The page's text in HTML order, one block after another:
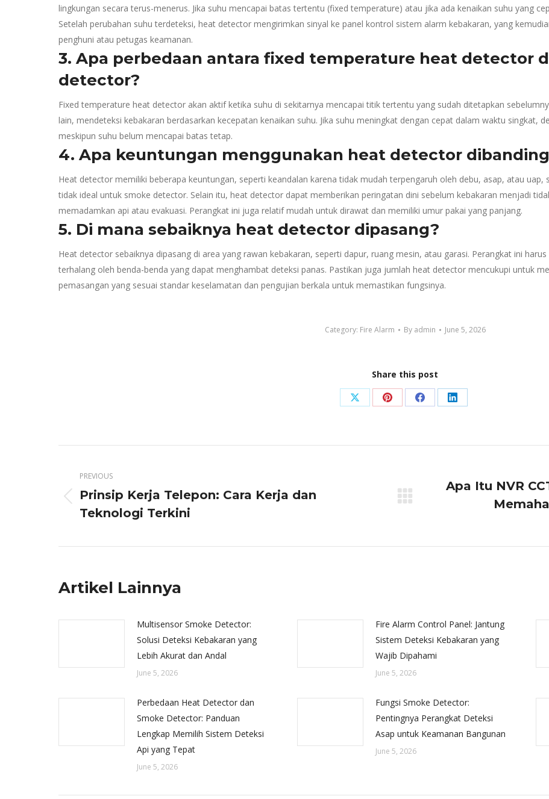
lingkungan secara terus-menerus. Jika suhu mencapai batas tertentu (fixed temperature) atau jika ada kenaikan suhu yang
Setelah perubahan suhu terdeteksi, heat detector mengirimkan sinyal ke panel kontrol sistem alarm kebakaran, yang
penghuni atau petugas keamanan.
3. Apa perbedaan antara fixed temperature heat detector
detector?
Fixed temperature heat detector akan aktif ketika suhu di sekitarnya mencapai titik tertentu yang sudah ditetapkan
lain, mendeteksi kebakaran berdasarkan kecepatan kenaikan suhu. Jika suhu meningkat dengan cepat dalam waktu singkat,
meskipun suhu belum mencapai batas tetap.
4. Apa keuntungan menggunakan heat detector
Heat detector memiliki beberapa keuntungan, seperti keandalan karena tidak mudah terpengaruh oleh debu, asap, atau uap,
tidak ideal untuk smoke detector. Selain itu, heat detector dapat memberikan peringatan dini sebelum kebakaran menjadi
memadamkan api atau evakuasi. Perangkat ini juga relatif mudah untuk dirawat dan memiliki umur pakai yang panjang.
5. Di mana sebaiknya heat detector dipasang?
Heat detector sebaiknya dipasang di area yang rawan kebakaran, seperti dapur, ruang mesin, atau garasi. Perangkat ini
terhalang oleh benda-benda yang dapat menghambat deteksi panas. Pastikan juga jumlah heat detector mencukupi untuk
pemasangan yang sesuai standar keselamatan dan pengujian berkala untuk memastikan fungsinya.
Category: Fire Alarm By admin June 5, 2026
Share this post
Share
X
Share
Pinterest
Share
Facebook
Share
LinkedIn
navigation
PREVIOUS
Previous
post:
Prinsip Kerja Telepon: Cara Kerja dan
Teknologi Terkini
Apa Itu NVR
Artikel Lainnya
Multisensor Smoke Detector:
Solusi Deteksi Kebakaran yang
Lebih Akurat dan Andal
June 5, 2026
Fire Alarm Control Panel: Jantung
Sistem Deteksi Kebakaran yang
Wajib Dipahami
June 5, 2026
Perbedaan Heat Detector dan
Smoke Detector: Panduan
Lengkap Memilih Sistem Deteksi
Api yang Tepat
June 5, 2026
Fungsi Smoke Detector:
Pentingnya Perangkat Deteksi
Asap untuk Keamanan Bangunan
June 5, 2026